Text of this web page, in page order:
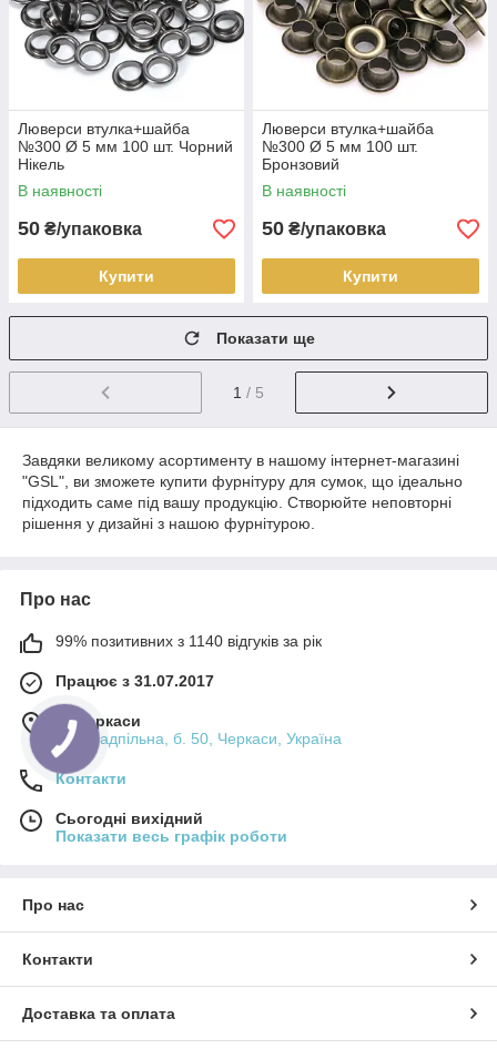
Люверси втулка+шайба
№300 Ø 5 мм 100 шт. Чорний
Нікель
В наявності
50 ₴/упаковка
Купити
Люверси втулка+шайба
№300 Ø 5 мм 100 шт.
Бронзовий
В наявності
50 ₴/упаковка
Купити
Показати ще
1 / 5
Завдяки великому асортименту в нашому інтернет-магазині
"GSL", ви зможете купити фурнітуру для сумок, що ідеально
підходить саме під вашу продукцію. Створюйте неповторні
рішення у дизайні з нашою фурнітурою.
Про нас
99% позитивних з 1140 відгуків за рік
Працює з 31.07.2017
м. Черкаси
вул. Надпільна, б. 50, Черкаси, Україна
Контакти
Сьогодні вихідний
Показати весь графік роботи
Про нас
Контакти
Доставка та оплата